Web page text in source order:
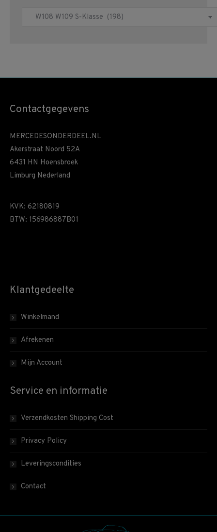
Contactgegevens
MERCEDESONDERDEEL.NL
Akerstraat Noord 52A
6431 HN Hoensbroek
Limburg Nederland
KVK: 62180819
BTW: 156986887B01
Klantgedeelte
Winkelmand
Afrekenen
Mijn Account
Service en informatie
Verzendkosten Shipping Cost
Privacy Policy
Leveringscondities
Contact